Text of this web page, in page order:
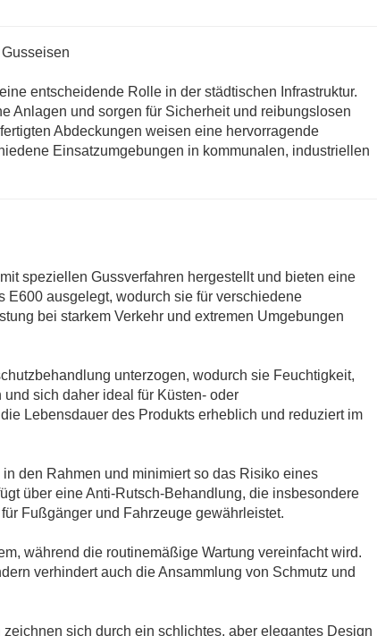
entscheidende Rolle in der städtischen Infrastruktur.
Anlagen und sorgen für Sicherheit und reibungslosen
Abdeckungen weisen eine hervorragende
Einsatzumgebungen in kommunalen, industriellen
speziellen Gussverfahren hergestellt und bieten eine
E600 ausgelegt, wodurch sie für verschiedene
bei starkem Verkehr und extremen Umgebungen
unterzogen, wodurch sie Feuchtigkeit,
sich daher ideal für Küsten- oder
Lebensdauer des Produkts erheblich und reduziert im
den Rahmen und minimiert so das Risiko eines
über eine Anti-Rutsch-Behandlung, die insbesondere
Fußgänger und Fahrzeuge gewährleistet.
während die routinemäßige Wartung vereinfacht wird.
verhindert auch die Ansammlung von Schmutz und
sich durch ein schlichtes, aber elegantes Design